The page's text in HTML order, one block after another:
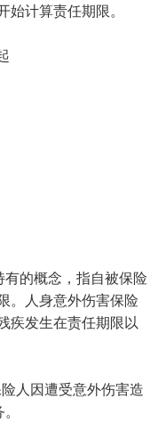
计算责任期限。
的概念，指自被保险
。人身意外伤害保险
疾发生在责任期限以
人因遭受意外伤害造